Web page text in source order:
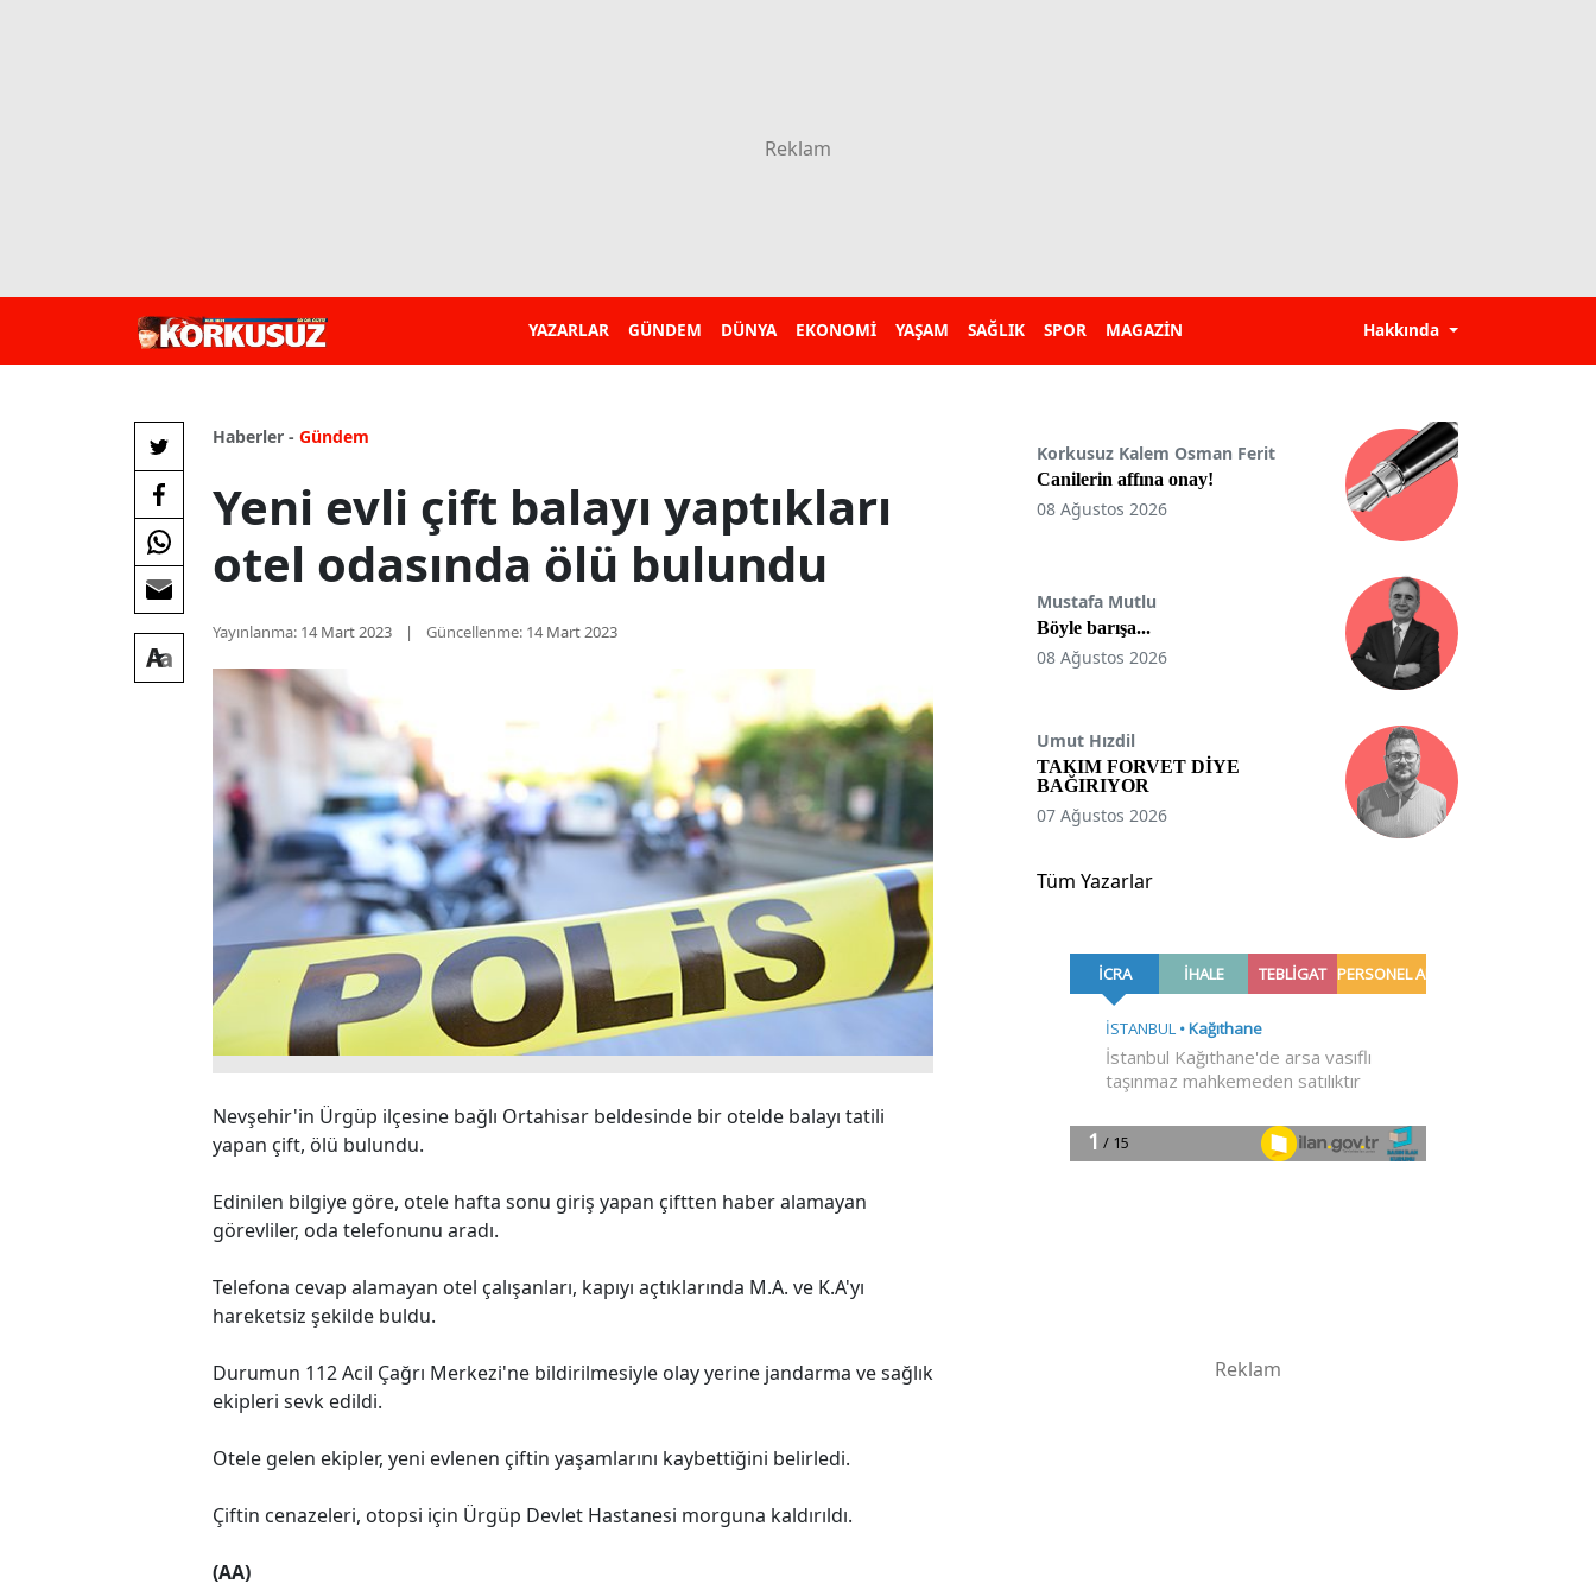
YAZARLAR GÜNDEM DÜNYA EKONOMİ YAŞAM SAĞLIK SPOR MAGAZİN Hakkında
Haberler - Gündem
Yeni evli çift balayı yaptıkları
otel odasında ölü bulundu
Yayınlanma: 14 Mart 2023 Güncellenme: 14 Mart 2023
Nevşehir'in Ürgüp ilçesine bağlı Ortahisar beldesinde bir otelde balayı tatili
yapan çift, ölü bulundu.
Edinilen bilgiye göre, otele hafta sonu giriş yapan çiftten haber alamayan
görevliler, oda telefonunu aradı.
Telefona cevap alamayan otel çalışanları, kapıyı açtıklarında M.A. ve K.A'yı
hareketsiz şekilde buldu.
Durumun 112 Acil Çağrı Merkezi'ne bildirilmesiyle olay yerine jandarma ve sağlık
ekipleri sevk edildi.
Otele gelen ekipler, yeni evlenen çiftin yaşamlarını kaybettiğini belirledi.
Çiftin cenazeleri, otopsi için Ürgüp Devlet Hastanesi morguna kaldırıldı.
(AA)
Korkusuz Kalem Osman Ferit
Canilerin affına onay!
08 Ağustos 2026
Mustafa Mutlu
Böyle barışa...
08 Ağustos 2026
Umut Hızdil
TAKIM FORVET DİYE
BAĞIRIYOR
07 Ağustos 2026
Tüm Yazarlar